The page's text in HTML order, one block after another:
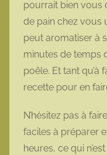
pourrait bien vous
de pain chez vous
peut aromatiser à
minutes de temps
poêle. Et tant qu’à
recette pour en
N’hésitez pas à
faciles à préparer
heures, ce qui